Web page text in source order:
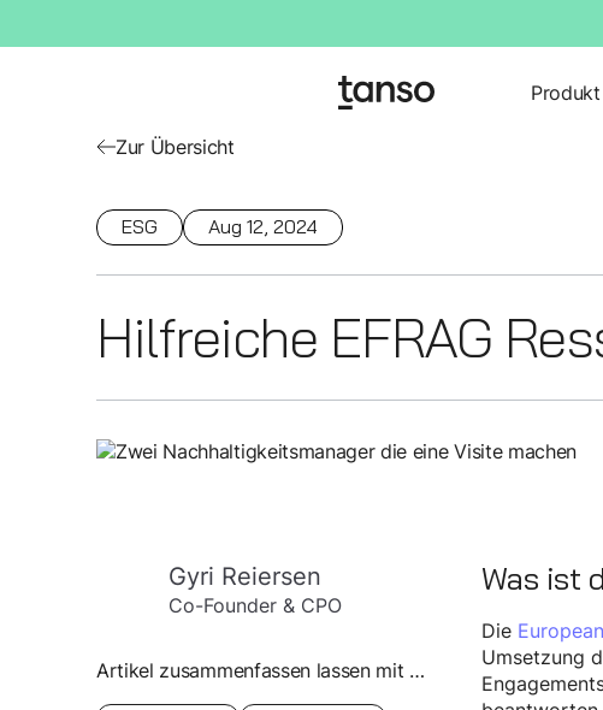
Produkt
Zur Übersicht
ESG Aug 12, 2024
Hilfreiche EFRAG
Gyri Reiersen
Co-Founder & CPO
Artikel zusammenfassen lassen mit …
Was ist
Die
Umsetzung